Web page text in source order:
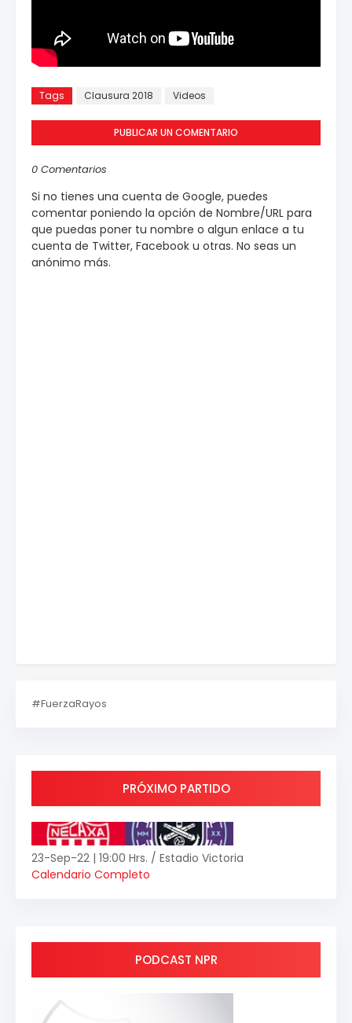
Tags Clausura 2018 Videos
PUBLICAR UN COMENTARIO
0 Comentarios
Si no tienes una cuenta de Google, puedes
comentar poniendo la opción de Nombre/URL para
que puedas poner tu nombre o algun enlace a tu
cuenta de Twitter, Facebook u otras. No seas un
anónimo más.
#FuerzaRayos
PRÓXIMO PARTIDO
23-Sep-22 | 19:00 Hrs. / Estadio Victoria
Calendario Completo
PODCAST NPR